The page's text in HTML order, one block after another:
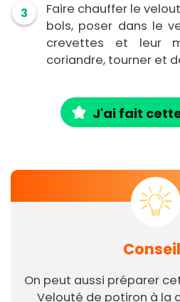
3
Faire chauffer le
bols, poser dans le
crevettes et leur
coriandre, tourner et
J'ai fait
On peut aussi préparer
Velouté de potiron à la